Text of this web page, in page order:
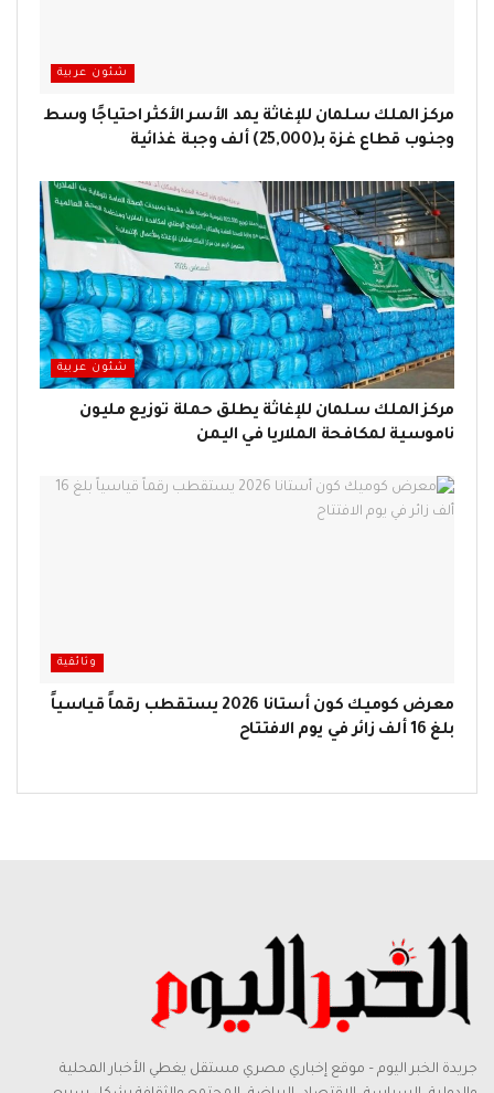
شئون عربية
مركز الملك سلمان للإغاثة يمد الأسر الأكثر احتياجًا وسط
وجنوب قطاع غزة بـ(25,000) ألف وجبة غذائية
شئون عربية
مركز الملك سلمان للإغاثة يطلق حملة توزيع مليون
ناموسية لمكافحة الملاريا في اليمن
وثائقية
معرض كوميك كون أستانا 2026 يستقطب رقماً قياسياً
بلغ 16 ألف زائر في يوم الافتتاح
جريدة الخبر اليوم – موقع إخباري مصري مستقل يغطي الأخبار المحلية